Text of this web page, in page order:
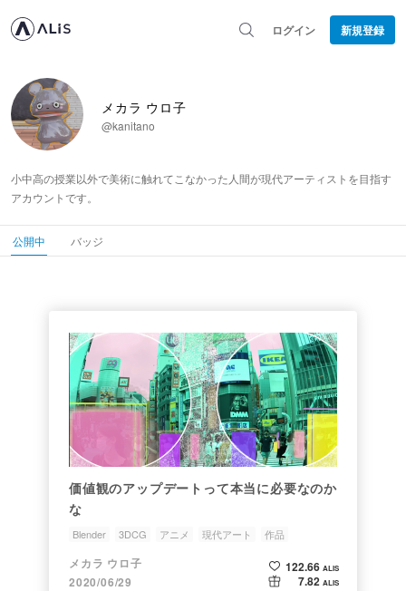
ログイン 新規登録
メカラ ウロ子
@kanitano
小中高の授業以外で美術に触れてこなかった人間が現代アーティストを目指す
アカウントです。
公開中 バッジ
価値観のアップデートって本当に必要なのか
な
Blender 3DCG アニメ 現代アート 作品
メカラ ウロ子
2020/06/29
122.66 ALIS
7.82 ALIS